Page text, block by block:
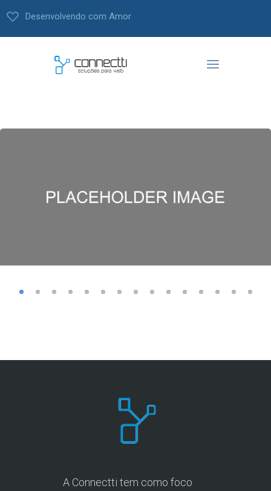
Desenvolvendo com Amor
A Connectti tem como foco